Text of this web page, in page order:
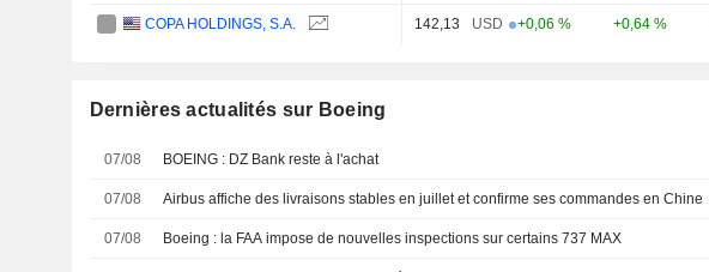
COPA HOLDINGS, S.A. 142,13 USD +0,06 % +0,64 %
Dernières actualités sur Boeing
07/08 BOEING : DZ Bank reste à l'achat
07/08 Airbus affiche des livraisons stables en juillet et confirme ses commandes en Chine
07/08 Boeing : la FAA impose de nouvelles inspections sur certains 737 MAX